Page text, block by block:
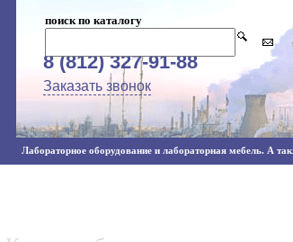
поиск по каталогу
8 (812) 327-91-88
Заказать звонок
Лабораторное оборудование и лабораторная мебель. А